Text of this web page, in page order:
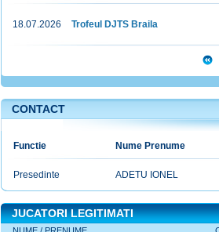
18.07.2026 Trofeul DJTS Braila
CONTACT
DIRECT
Functie Nume Prenume
Presedinte ADETU IONEL
JUCATORI LEGITIMATI